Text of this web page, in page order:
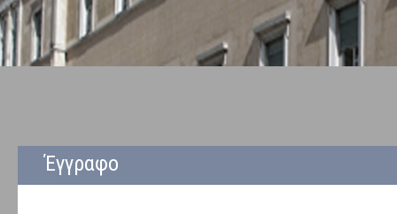
Έγγραφο